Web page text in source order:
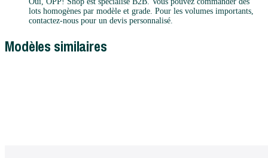
lots homogènes par modèle et grade. Pour les volumes importants,
contactez-nous pour un devis personnalisé.
Modèles similaires